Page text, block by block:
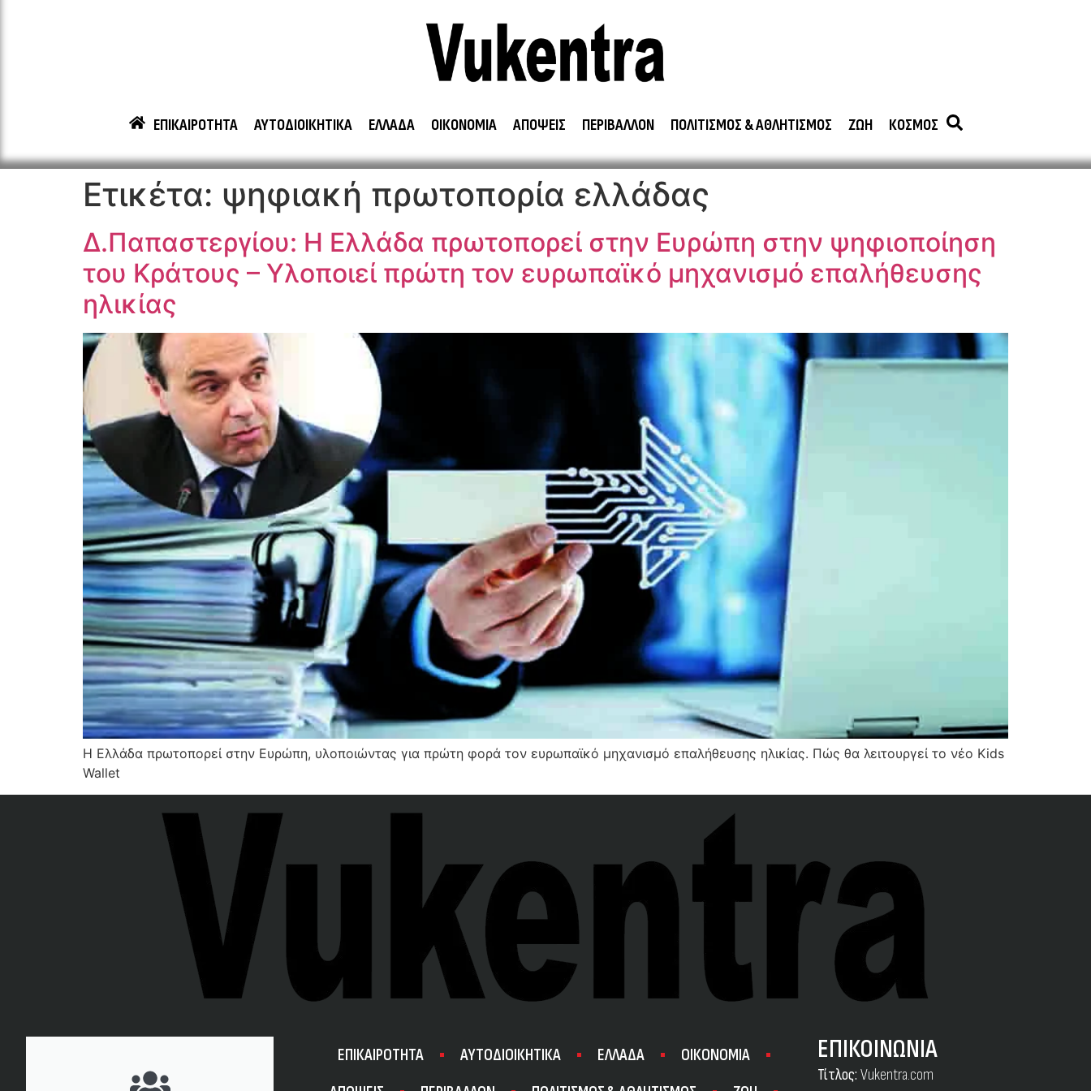
ΕΠΙΚΑΙΡΟΤΗΤΑ ΑΥΤΟΔΙΟΙΚΗΤΙΚΑ ΕΛΛΑΔΑ ΟΙΚΟΝΟΜΙΑ ΑΠΟΨΕΙΣ ΠΕΡΙΒΑΛΛΟΝ ΠΟΛΙΤΙΣΜΟΣ & ΑΘΛΗΤΙΣΜΟΣ ΖΩΗ ΚΟΣΜΟΣ
Ετικέτα: ψηφιακή πρωτοπορία ελλάδας
Δ.Παπαστεργίου: Η Ελλάδα πρωτοπορεί στην Ευρώπη στην ψηφιοποίηση
του Κράτους – Υλοποιεί πρώτη τον ευρωπαϊκό μηχανισμό επαλήθευσης
ηλικίας
Η Ελλάδα πρωτοπορεί στην Ευρώπη, υλοποιώντας για πρώτη φορά τον ευρωπαϊκό μηχανισμό επαλήθευσης ηλικίας. Πώς θα λειτουργεί το νέο Kids
Wallet
ΕΠΙΚΑΙΡΟΤΗΤΑ ΑΥΤΟΔΙΟΙΚΗΤΙΚΑ ΕΛΛΑΔΑ
ΟΙΚΟΝΟΜΙΑ
ΕΠΙΚΟΙΝΩΝΙΑ
Τίτλος: Vukentra.com